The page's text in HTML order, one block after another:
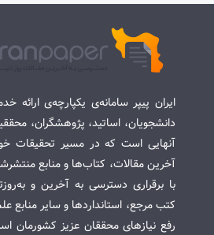
ایران پیپر سامانه‌ی یکپارچه‌ی
دانشجویان، اساتید، پژوهشگران،
آنهایی است که در مسیر تحقیقات
آخرین مقالات، کتاب‌ها و منابع
با برقراری دسترسی به آخرین و
کتب مرجع، استانداردها و سایر
رفع نیازهای محققان عزیز کشورمان